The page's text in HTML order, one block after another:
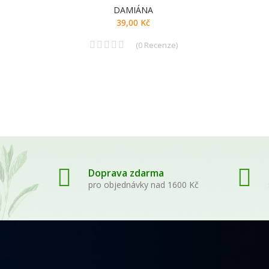
DAMIÁNA
39,00 Kč
(0Recenze)
Doprava zdarma
pro objednávky nad 1600 Kč